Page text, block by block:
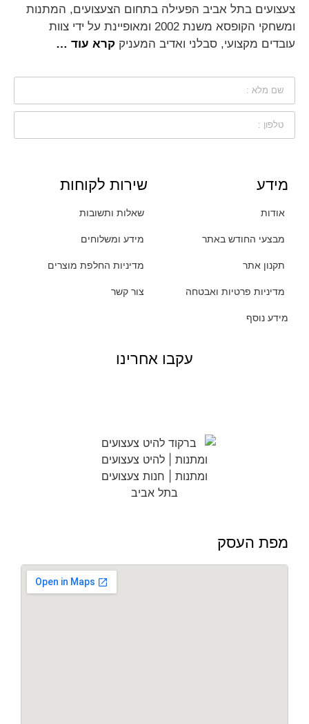
צעצועים בתל אביב הפעילה בתחום הצעצועים, המתנות
ומשחקי הקופסא משנת 2002 ומאופיינת על ידי צוות
עובדים מקצועי, סבלני ואדיב המעניק קרא עוד …
מידע
אודות
מבצעי החודש באתר
תקנון אתר
מדיניות פרטיות ואבטחה
מידע נוסף
שירות לקוחות
שאלות ותשובות
מידע ומשלוחים
מדיניות החלפת מוצרים
צור קשר
עקבו אחרינו
מפת העסק